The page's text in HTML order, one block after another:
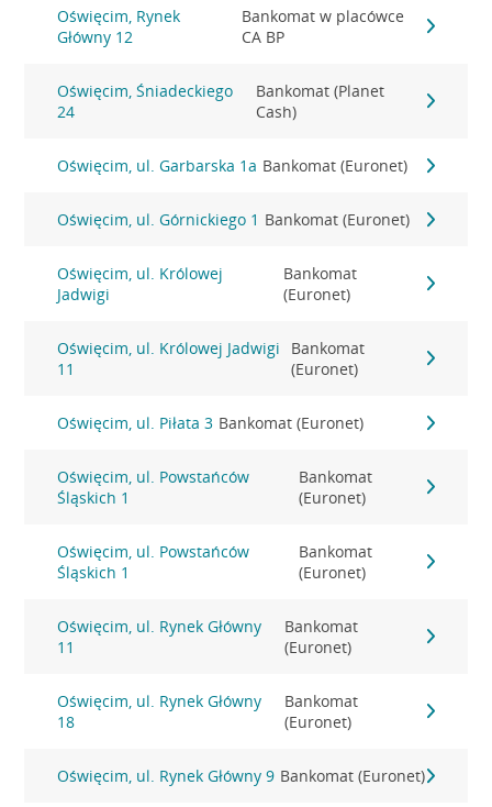
Oświęcim, Rynek
Główny 12
Bankomat w placówce
CA BP
Oświęcim, Śniadeckiego
24
Bankomat (Planet
Cash)
Oświęcim, ul. Garbarska 1a Bankomat (Euronet)
Oświęcim, ul. Górnickiego 1 Bankomat (Euronet)
Oświęcim, ul. Królowej
Jadwigi
Bankomat
(Euronet)
Oświęcim, ul. Królowej Jadwigi
11
Bankomat
(Euronet)
Oświęcim, ul. Piłata 3 Bankomat (Euronet)
Oświęcim, ul. Powstańców
Śląskich 1
Bankomat
(Euronet)
Oświęcim, ul. Powstańców
Śląskich 1
Bankomat
(Euronet)
Oświęcim, ul. Rynek Główny
11
Bankomat
(Euronet)
Oświęcim, ul. Rynek Główny
18
Bankomat
(Euronet)
Oświęcim, ul. Rynek Główny 9 Bankomat (Euronet)